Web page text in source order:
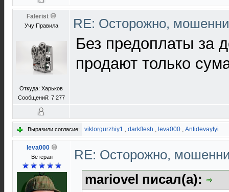
Falerist
Учу Правила
Откуда: Харьков
Сообщений: 7 277
RE: Осторожно,
Без предоплаты за
продают только
Выразили согласие: viktorgurzhiy1 , darkflesh , leva000 , Antidevaytyi
leva000
Ветеран
RE: Осторожно,
mariovel писал(а):